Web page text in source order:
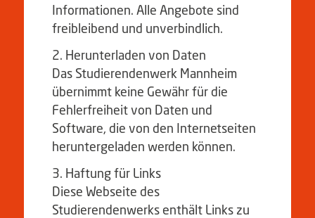
Informationen. Alle Angebote sind
freibleibend und unverbindlich.
Herunterladen von Daten
Das Studierendenwerk Mannheim
übernimmt keine Gewähr für die
Fehlerfreiheit von Daten und
Software, die von den Internetseiten
heruntergeladen werden können.
Haftung für Links
Diese Webseite des
Studierendenwerks enthält Links zu